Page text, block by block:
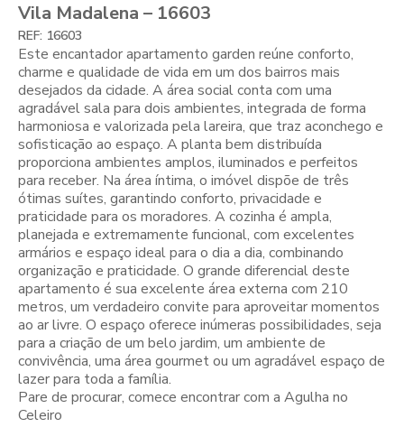
Vila Madalena – 16603
REF: 16603
Este encantador apartamento garden reúne conforto,
charme e qualidade de vida em um dos bairros mais
desejados da cidade. A área social conta com uma
agradável sala para dois ambientes, integrada de forma
harmoniosa e valorizada pela lareira, que traz aconchego e
sofisticação ao espaço. A planta bem distribuída
proporciona ambientes amplos, iluminados e perfeitos
para receber. Na área íntima, o imóvel dispõe de três
ótimas suítes, garantindo conforto, privacidade e
praticidade para os moradores. A cozinha é ampla,
planejada e extremamente funcional, com excelentes
armários e espaço ideal para o dia a dia, combinando
organização e praticidade. O grande diferencial deste
apartamento é sua excelente área externa com 210
metros, um verdadeiro convite para aproveitar momentos
ao ar livre. O espaço oferece inúmeras possibilidades, seja
para a criação de um belo jardim, um ambiente de
convivência, uma área gourmet ou um agradável espaço de
lazer para toda a família.
Pare de procurar, comece encontrar com a Agulha no
Celeiro